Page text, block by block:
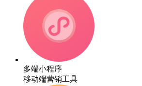
多端小程序
移动端营销工具